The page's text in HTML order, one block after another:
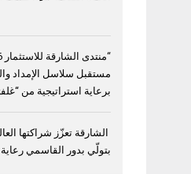
مستقبل سلاسل الإمداد
برعاية استراتيجية من
الشارقة تعزّز شراكتها
بتولّي بدور القاسمي